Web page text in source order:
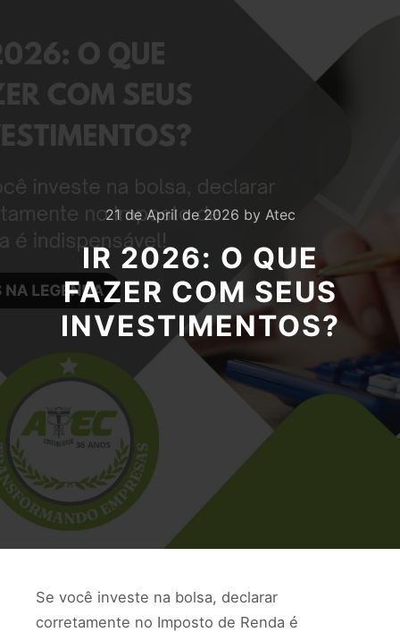
21 de April de 2026 by Atec
IR 2026: O QUE
FAZER COM SEUS
INVESTIMENTOS?
Se você investe na bolsa, declarar
corretamente no Imposto de Renda é